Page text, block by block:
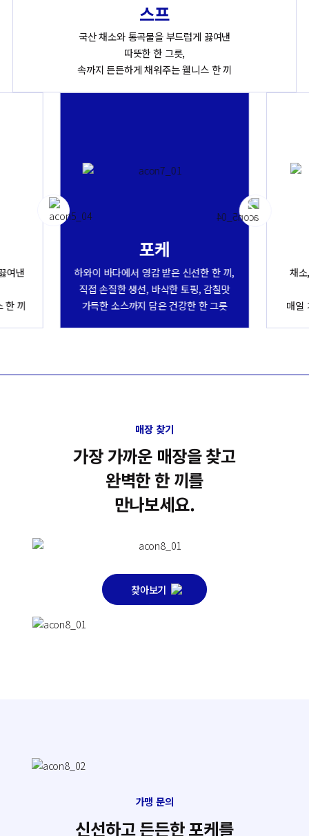
스프
국산 채소와 통곡물을 부드럽게 끓여낸
따뜻한 한 그릇,
속까지 든든하게 채워주는 웰니스 한 끼
여낸
한 끼
포케
하와이 바다에서 영감 받은 신선한 한 끼,
직접 손질한 생선, 바삭한 토핑, 감칠맛
가득한 소스까지 담은 건강한 한 그릇
채
매일
매장 찾기
가장가까운 매장을찾고
완벽한 한 끼를
만나보세요.
찾아보기
가맹 문의
신선하고든든한포케를